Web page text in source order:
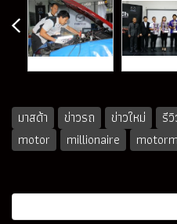
มาสด้า ข่าวรถ ข่าวใหม่ รี
motor
millionaire